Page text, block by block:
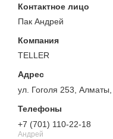
Пак Андрей
TELLER
ул. Гоголя 253, Алматы,
+7 (701) 110-22-18
Андрей